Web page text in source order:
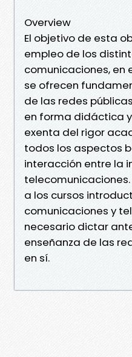
Overview
El objetivo de esta
empleo de los
comunicaciones, en
se ofrecen
de las redes
en forma didáctica
exenta del rigor
todos los aspectos
interacción entre la
a los cursos
comunicaciones y
necesario dictar
enseñanza de las
en sí.